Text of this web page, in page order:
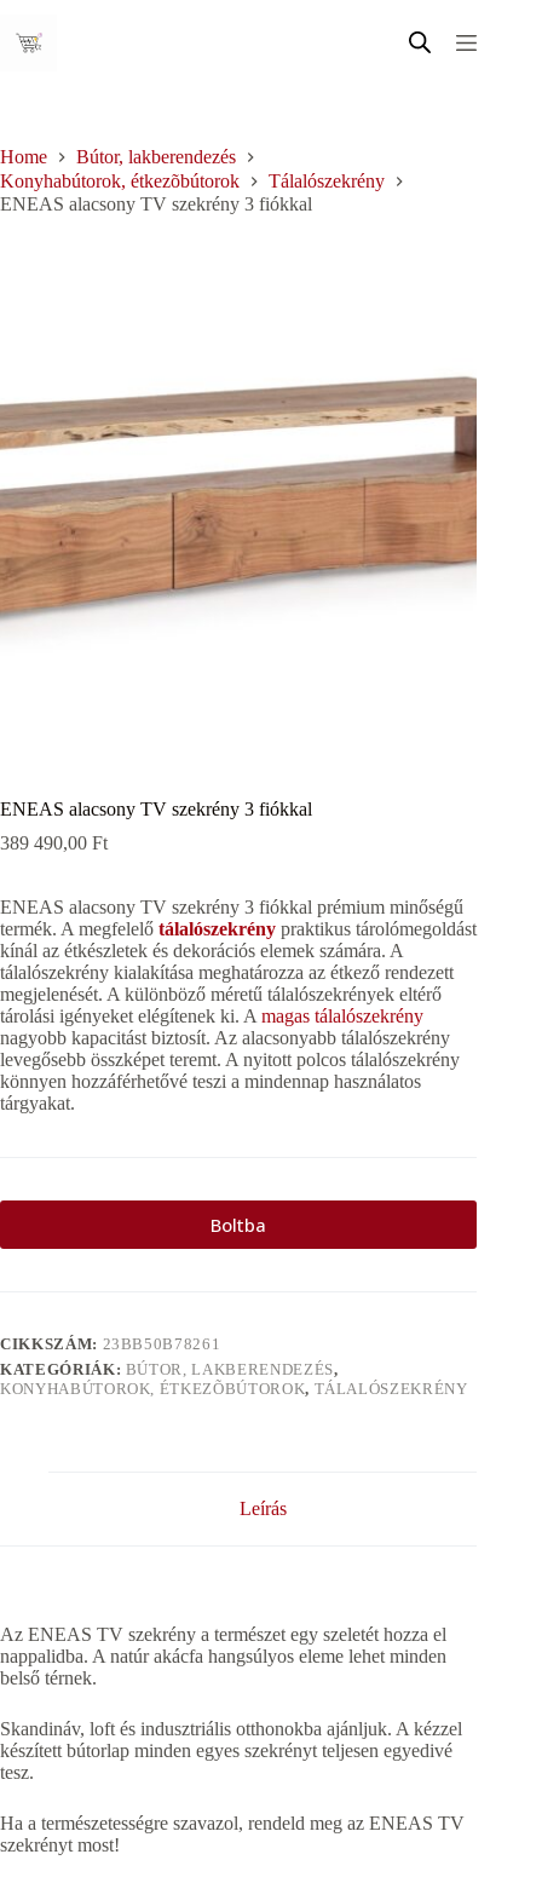
content
Home
Bútor, lakberendezés
Konyhabútorok, étkezõbútorok
Tálalószekrény
ENEAS alacsony TV szekrény 3 fiókkal
ENEAS alacsony TV szekrény 3 fiókkal
389 490,00 Ft
ENEAS alacsony TV szekrény 3 fiókkal prémium minőségű
termék. A megfelelő tálalószekrény praktikus tárolómegoldást
kínál az étkészletek és dekorációs elemek számára. A
tálalószekrény kialakítása meghatározza az étkező rendezett
megjelenését. A különböző méretű tálalószekrények eltérő
tárolási igényeket elégítenek ki. A magas tálalószekrény
nagyobb kapacitást biztosít. Az alacsonyabb tálalószekrény
levegősebb összképet teremt. A nyitott polcos tálalószekrény
könnyen hozzáférhetővé teszi a mindennap használatos
tárgyakat.
Boltba
CIKKSZÁM: 23BB50B78261
KATEGÓRIÁK: BÚTOR, LAKBERENDEZÉS,
KONYHABÚTOROK, ÉTKEZÕBÚTOROK, TÁLALÓSZEKRÉNY
Leírás
Az ENEAS TV szekrény a természet egy szeletét hozza el
nappalidba. A natúr akácfa hangsúlyos eleme lehet minden
belső térnek.
Skandináv, loft és indusztriális otthonokba ajánljuk. A kézzel
készített bútorlap minden egyes szekrényt teljesen egyedivé
tesz.
Ha a természetességre szavazol, rendeld meg az ENEAS TV
szekrényt most!